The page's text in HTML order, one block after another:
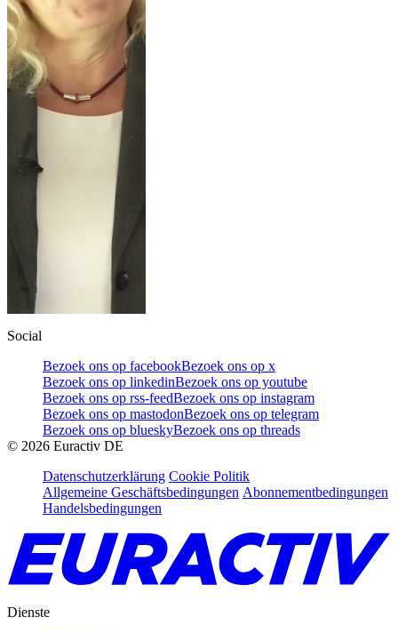
Social
Bezoek ons op facebookBezoek ons op x
Bezoek ons op linkedinBezoek ons op youtube
Bezoek ons op rss-feedBezoek ons op instagram
Bezoek ons op mastodonBezoek ons op telegram
Bezoek ons op blueskyBezoek ons op threads
© 2026 Euractiv DE
Datenschutzerklärung Cookie Politik
Allgemeine Geschäftsbedingungen Abonnementbedingungen
Handelsbedingungen
Dienste